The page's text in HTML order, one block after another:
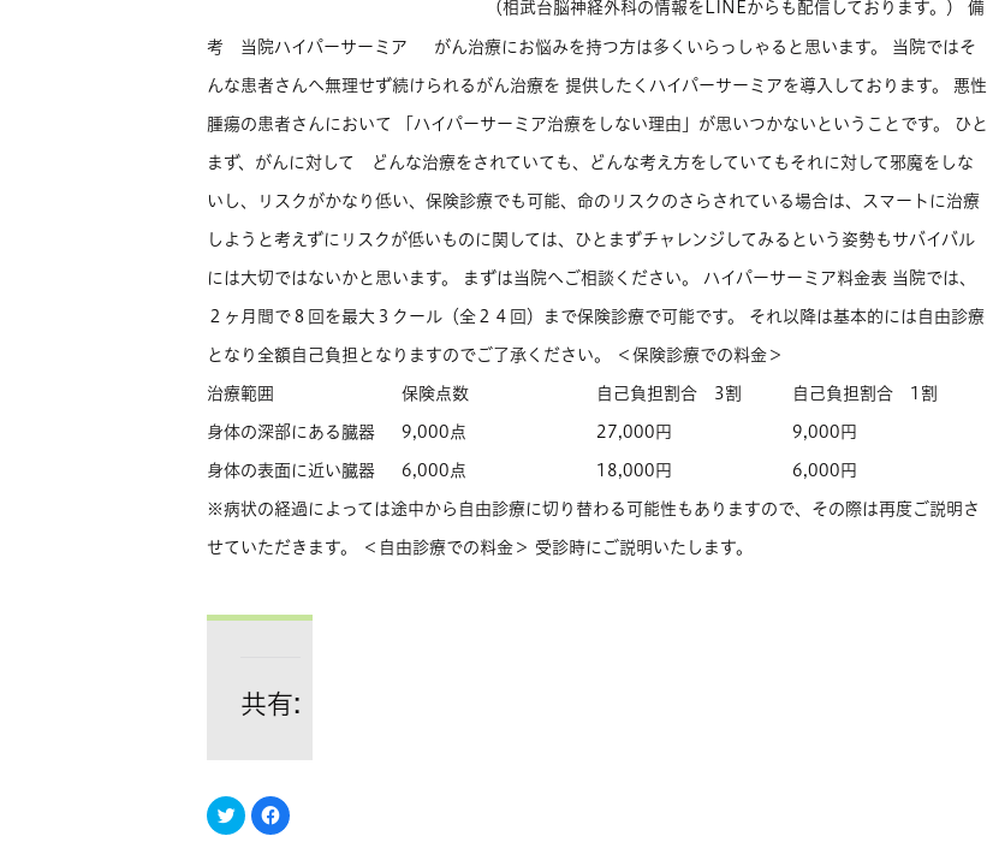
（相武台脳神経外科の情報をLINEからも配信しております。） 備
考 当院ハイパーサーミア がん治療にお悩みを持つ方は多くいらっしゃると思います。 当院ではそ
んな患者さんへ無理せず続けられるがん治療を 提供したくハイパーサーミアを導入しております。 悪性
腫瘍の患者さんにおいて 「ハイパーサーミア治療をしない理由」が思いつかないということです。 ひと
まず、がんに対して どんな治療をされていても、どんな考え方をしていてもそれに対して邪魔をしな
いし、リスクがかなり低い、保険診療でも可能、命のリスクのさらされている場合は、スマートに治療
しようと考えずにリスクが低いものに関しては、ひとまずチャレンジしてみるという姿勢もサバイバル
には大切ではないかと思います。 まずは当院へご相談ください。 ハイパーサーミア料金表 当院では、
２ヶ月間で８回を最大３クール（全２４回）まで保険診療で可能です。 それ以降は基本的には自由診療
となり全額自己負担となりますのでご了承ください。 ＜保険診療での料金＞
治療範囲 保険点数 自己負担割合 3割 自己負担割合 1割
身体の深部にある臓器 9,000点 27,000円 9,000円
身体の表面に近い臓器 6,000点 18,000円 6,000円
※病状の経過によっては途中から自由診療に切り替わる可能性もありますので、その際は再度ご説明さ
せていただきます。 ＜自由診療での料金＞ 受診時にご説明いたします。
共有:
ク
リ
Facebook
で